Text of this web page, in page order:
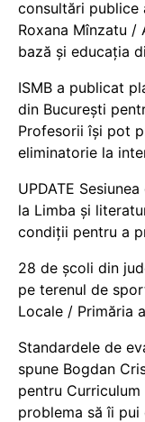
consultări publice
Roxana Mînzatu /
bază și educația
ISMB a publicat
din București
Profesorii își pot
eliminatorie la
UPDATE
la Limba și
condiții pentru a
28 de școli din
pe terenul de
Locale / Primăria
Standardele de
spune Bogdan
pentru
problema să îi